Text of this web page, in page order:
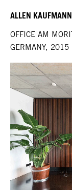
ALLEN KAUFMANN
OFFICE AM
GERMANY, 2015